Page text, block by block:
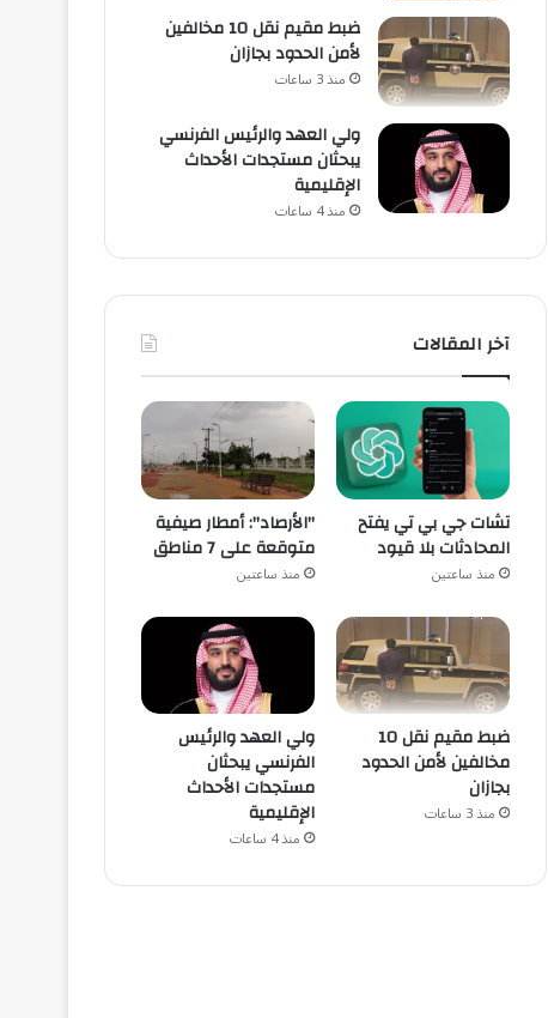
ضبط مقيم نقل 10 مخالفين
لأمن الحدود بجازان
منذ 3 ساعات
ولي العهد والرئيس الفرنسي
يبحثان مستجدات الأحداث
الإقليمية
منذ 4 ساعات
آخر المقالات
تشات جي بي تي يفتح
المحادثات بلا قيود
منذ ساعتين
"الأرصاد": أمطار صيفية
متوقعة على 7 مناطق
منذ ساعتين
ضبط مقيم نقل 10
مخالفين لأمن الحدود
بجازان
منذ 3 ساعات
ولي العهد والرئيس
الفرنسي يبحثان
مستجدات الأحداث
الإقليمية
منذ 4 ساعات